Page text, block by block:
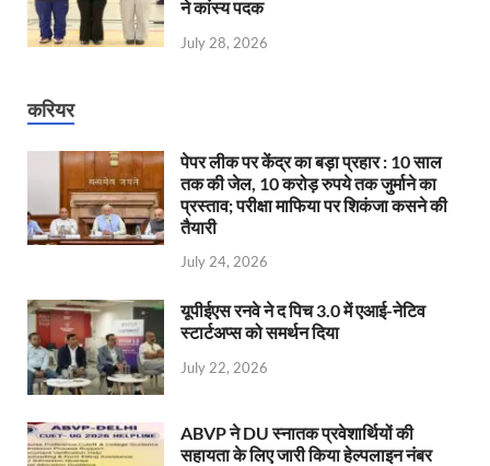
ने कांस्य पदक
July 28, 2026
करियर
पेपर लीक पर केंद्र का बड़ा प्रहार : 10 साल
तक की जेल, 10 करोड़ रुपये तक जुर्माने का
प्रस्ताव; परीक्षा माफिया पर शिकंजा कसने की
तैयारी
July 24, 2026
यूपीईएस रनवे ने द पिच 3.0 में एआई-नेटिव
स्टार्टअप्स को समर्थन दिया
July 22, 2026
ABVP ने DU स्नातक प्रवेशार्थियों की
सहायता के लिए जारी किया हेल्पलाइन नंबर